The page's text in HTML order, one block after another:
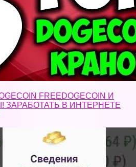
FREEDOGECOIN И
ЗАРАБОТАТЬ В ИНТЕРНЕТЕ